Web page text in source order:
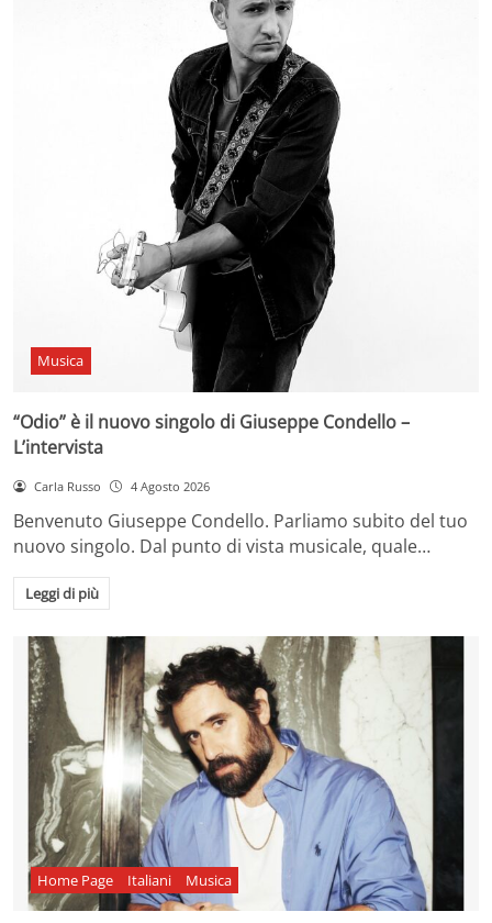
Musica
“Odio” è il nuovo singolo di Giuseppe Condello –
L’intervista
Carla Russo 4 Agosto 2026
Benvenuto Giuseppe Condello. Parliamo subito del tuo
nuovo singolo. Dal punto di vista musicale, quale…
Leggi di più
Home Page Italiani Musica